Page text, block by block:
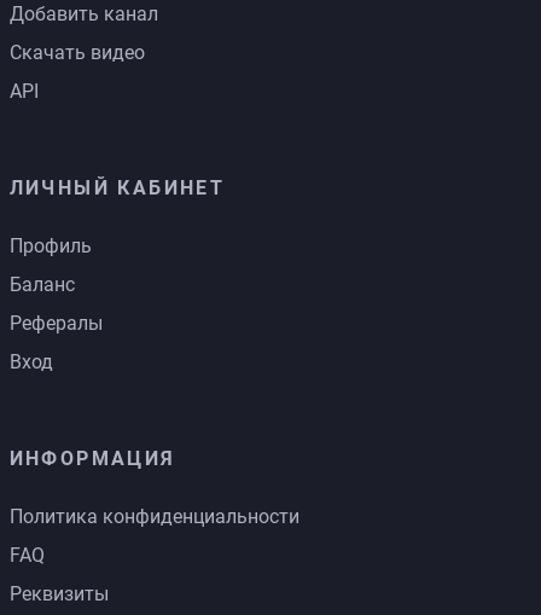
Добавить канал
Скачать видео
API
ЛИЧНЫЙ КАБИНЕТ
Профиль
Баланс
Рефералы
Вход
ИНФОРМАЦИЯ
Политика конфиденциальности
FAQ
Реквизиты